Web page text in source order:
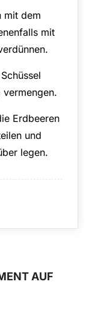
mit dem
mit
Erdbeeren
und
legen.
AUF